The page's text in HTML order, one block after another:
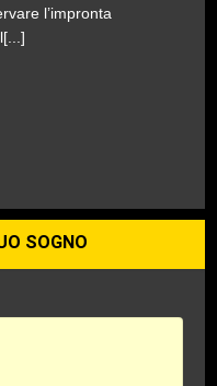
l’impronta
SOGNO